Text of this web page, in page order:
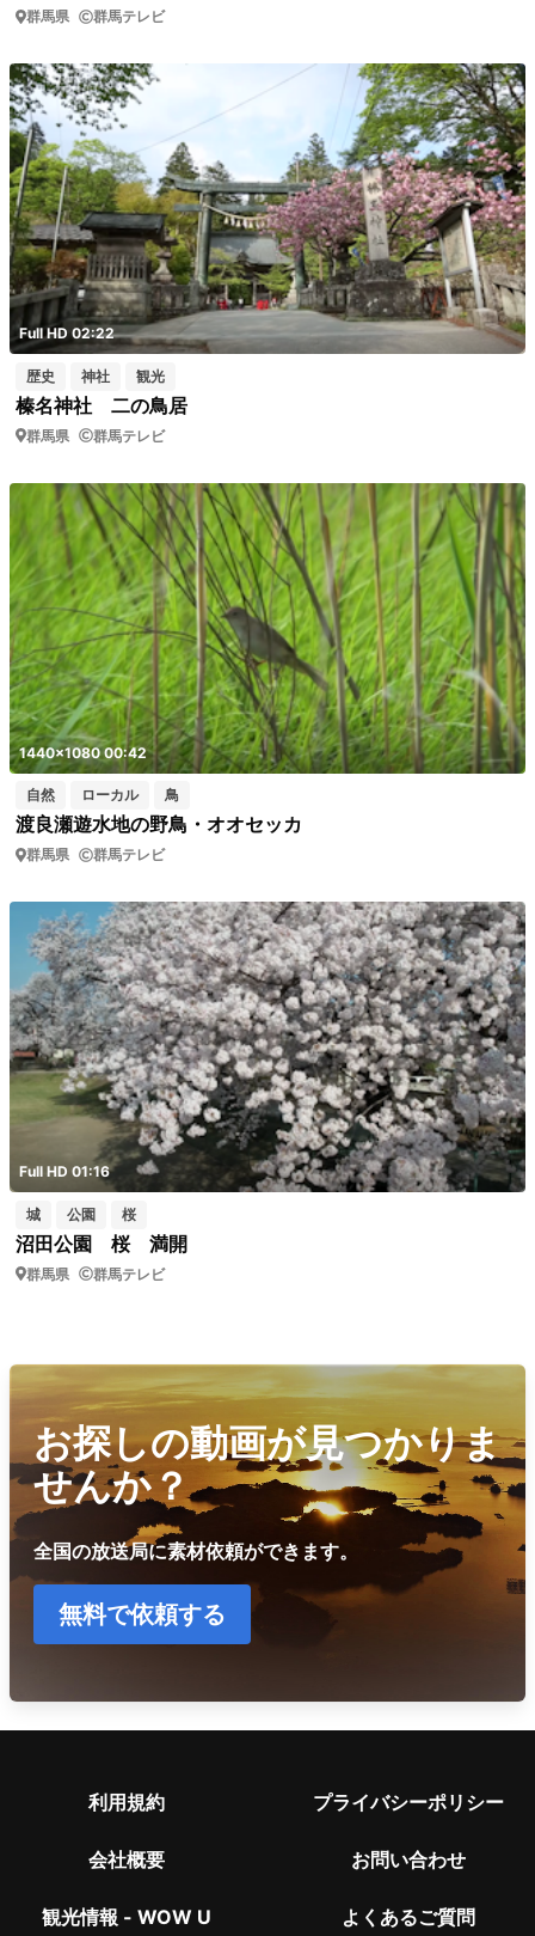
群馬県 群馬テレビ
Full HD 02:22
歴史 神社 観光
榛名神社 二の鳥居
群馬県 群馬テレビ
1440x1080 00:42
自然 ローカル 鳥
渡良瀬遊水地の野鳥・オオセッカ
群馬県 群馬テレビ
Full HD 01:16
城 公園 桜
沼田公園 桜 満開
群馬県 群馬テレビ
お探しの動画が見つかりま
せんか？
全国の放送局に素材依頼ができます。
無料で依頼する
利用規約 プライバシーポリシー
会社概要 お問い合わせ
観光情報 - WOW U よくあるご質問